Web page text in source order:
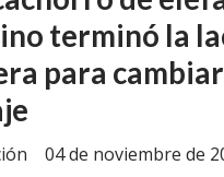
terminó la
para
04 de noviembre de